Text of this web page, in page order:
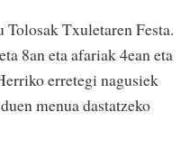
Txuletaren Festa.
8an eta afariak 4ean eta
erretegi nagusiek
menua dastatzeko